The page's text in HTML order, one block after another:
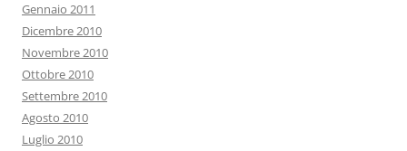
Gennaio 2011
Dicembre 2010
Novembre 2010
Ottobre 2010
Settembre 2010
Agosto 2010
Luglio 2010